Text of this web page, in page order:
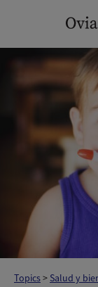
content
Topics> Salud y